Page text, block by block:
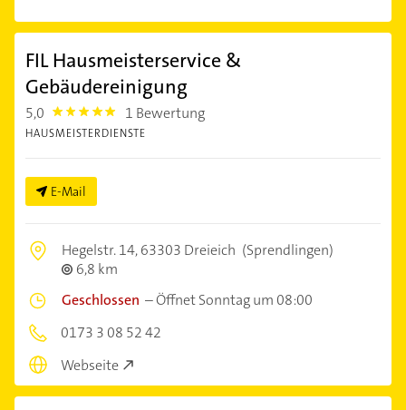
FIL Hausmeisterservice &
Gebäudereinigung
5,0 5.0 1 Bewertung
HAUSMEISTERDIENSTE
E-Mail
Hegelstr. 14,63303 Dreieich (Sprendlingen)
6,8 km
Geschlossen –Öffnet Sonntag um 08:00
0173 3 08 52 42
Webseite